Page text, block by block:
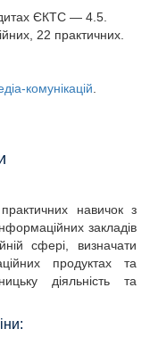
ЄКТС — 4.5.
22 практичних.
комунікацій
навичок з
закладів
сфері, визначати
продуктах та
діяльність та